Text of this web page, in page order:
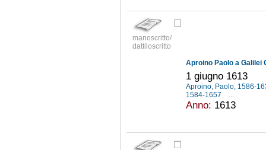
manoscritto/
dattiloscritto
Aproino Paolo a Galilei
1 giugno 1613
Aproino, Paolo, 1586-
1584-1657
Anno: 1613